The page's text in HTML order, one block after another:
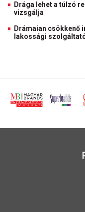
Drága lehet a túlzó
vizsgálja
Drámaian csökkenő
lakossági